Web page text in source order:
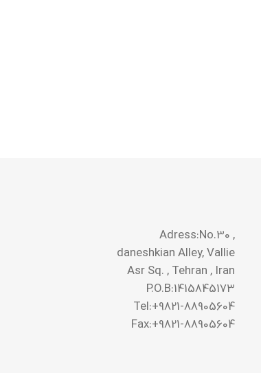
Adress:No.30 ,
daneshkian Alley, Vallie
Asr Sq. , Tehran , Iran
P.O.B:1415845173
Tel:+9821-88905604
Fax:+9821-88905604